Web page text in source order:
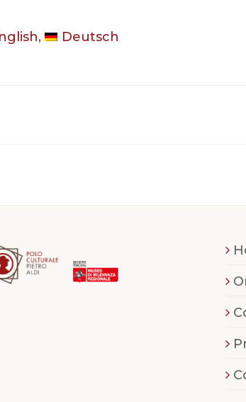
Deutsch